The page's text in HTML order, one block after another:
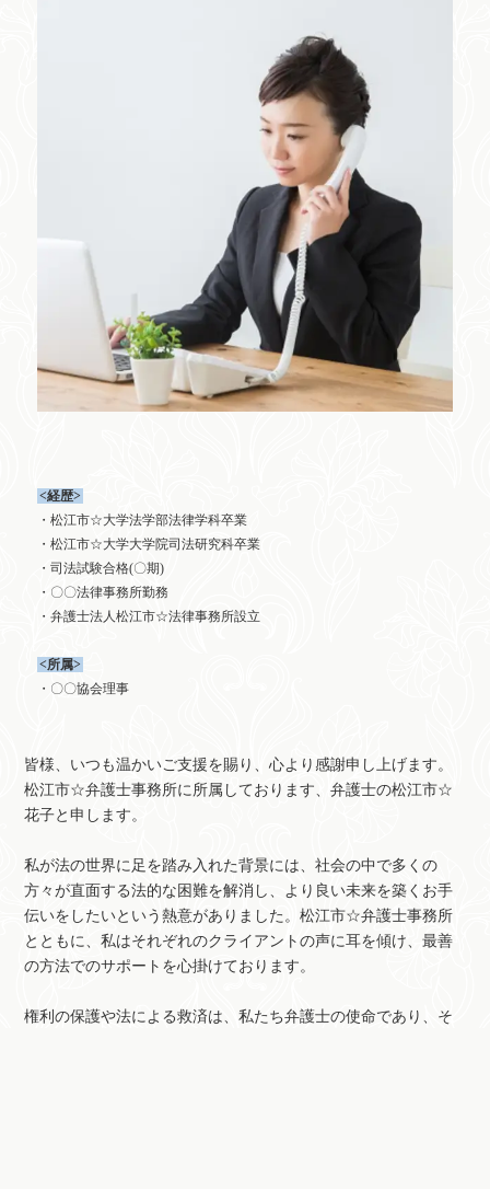
<経歴>
・松江市☆大学法学部法律学科卒業
・松江市☆大学大学院司法研究科卒業
・司法試験合格(〇期)
・〇〇法律事務所勤務
・弁護士法人松江市☆法律事務所設立
<所属>
・〇〇協会理事
皆様、いつも温かいご支援を賜り、心より感謝申し上げます。
松江市☆弁護士事務所に所属しております、弁護士の松江市☆
花子と申します。
私が法の世界に足を踏み入れた背景には、社会の中で多くの
方々が直面する法的な困難を解消し、より良い未来を築くお手
伝いをしたいという熱意がありました。松江市☆弁護士事務所
とともに、私はそれぞれのクライアントの声に耳を傾け、最善
の方法でのサポートを心掛けております。
権利の保護や法による救済は、私たち弁護士の使命であり、そ